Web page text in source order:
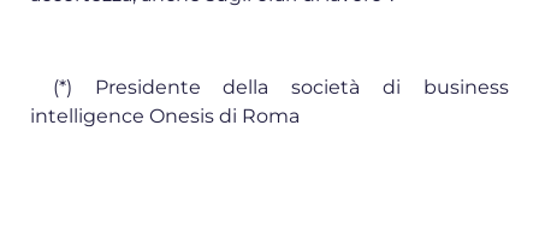
(*) Presidente della società di business
intelligence Onesis di Roma